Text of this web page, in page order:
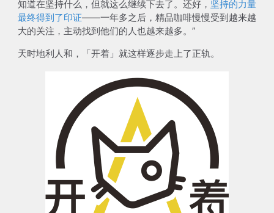
知道在坚持什么，但就这么继续下去了。还好， 坚持的力量
最终得到了印证——一年多之后，精品咖啡慢慢受到越来越
大的关注，主动找到他们的人也越来越多。”
天时地利人和，「开着」就这样逐步走上了正轨。